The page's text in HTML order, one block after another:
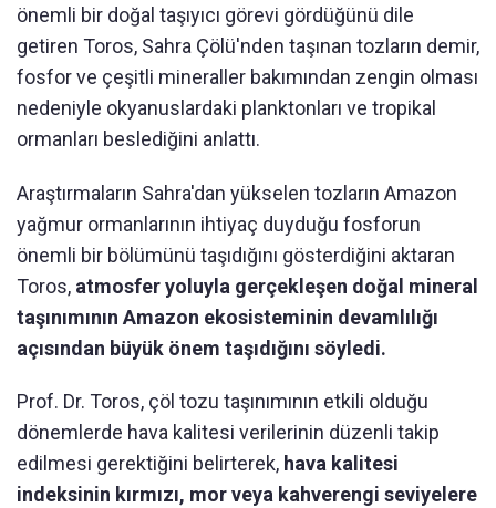
önemli bir doğal taşıyıcı görevi gördüğünü dile
getiren Toros, Sahra Çölü'nden taşınan tozların demir,
fosfor ve çeşitli mineraller bakımından zengin olması
nedeniyle okyanuslardaki planktonları ve tropikal
ormanları beslediğini anlattı.
Araştırmaların Sahra'dan yükselen tozların Amazon
yağmur ormanlarının ihtiyaç duyduğu fosforun
önemli bir bölümünü taşıdığını gösterdiğini aktaran
Toros, atmosfer yoluyla gerçekleşen doğal mineral
taşınımının Amazon ekosisteminin devamlılığı
açısından büyük önem taşıdığını söyledi.
Prof. Dr. Toros, çöl tozu taşınımının etkili olduğu
dönemlerde hava kalitesi verilerinin düzenli takip
edilmesi gerektiğini belirterek, hava kalitesi
indeksinin kırmızı, mor veya kahverengi seviyelere